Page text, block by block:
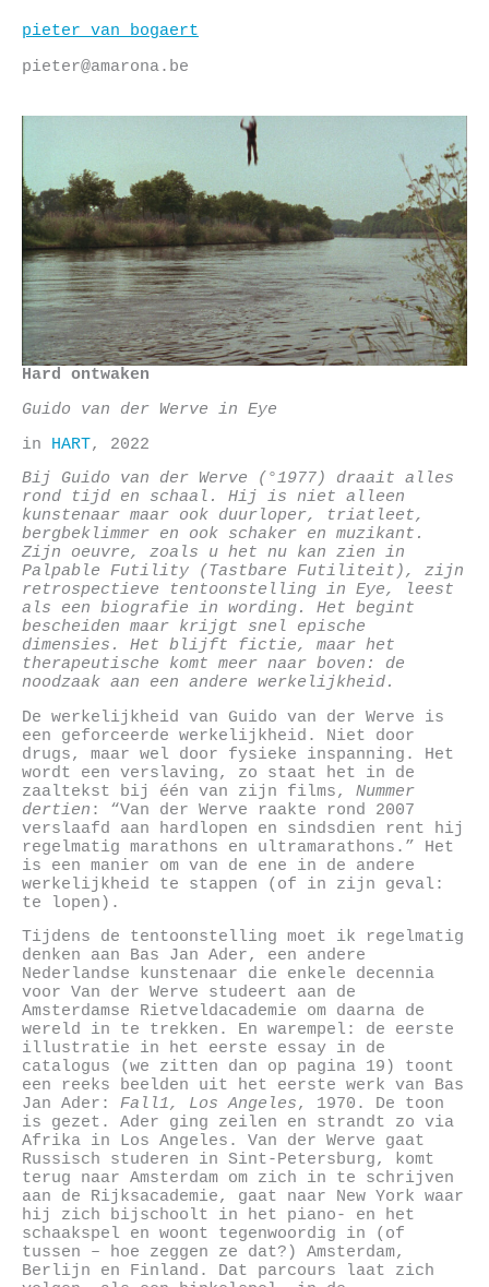
pieter van bogaert
pieter@amarona.be
Hard ontwaken
Guido van der Werve in Eye
in
HART, 2022
Bij Guido van der Werve (°1977) draait alles
rond tijd en schaal. Hij is niet alleen
kunstenaar maar ook duurloper, triatleet,
bergbeklimmer en ook schaker en muzikant.
Zijn oeuvre, zoals u het nu kan zien in
Palpable Futility (Tastbare Futiliteit), zijn
retrospectieve tentoonstelling in Eye, leest
als een biografie in wording. Het begint
bescheiden maar krijgt snel epische
dimensies. Het blijft fictie, maar het
therapeutische komt meer naar boven: de
noodzaak aan een andere werkelijkheid.
De werkelijkheid van Guido van der Werve is
een geforceerde werkelijkheid. Niet door
drugs, maar wel door fysieke inspanning. Het
wordt een verslaving, zo staat het in de
zaaltekst bij één van zijn films, Nummer
dertien : “Van der Werve raakte rond 2007
verslaafd aan hardlopen en sindsdien rent hij
regelmatig marathons en ultramarathons.” Het
is een manier om van de ene in de andere
werkelijkheid te stappen (of in zijn geval:
te lopen).
Tijdens de tentoonstelling moet ik regelmatig
denken aan Bas Jan Ader, een andere
Nederlandse kunstenaar die enkele decennia
voor Van der Werve studeert aan de
Amsterdamse Rietveldacademie om daarna de
wereld in te trekken. En warempel: de eerste
illustratie in het eerste essay in de
catalogus (we zitten dan op pagina 19) toont
een reeks beelden uit het eerste werk van Bas
Jan Ader: Fall1, Los Angeles, 1970. De toon
is gezet. Ader ging zeilen en strandt zo via
Afrika in Los Angeles. Van der Werve gaat
Russisch studeren in Sint-Petersburg, komt
terug naar Amsterdam om zich in te schrijven
aan de Rijksacademie, gaat naar New York waar
hij zich bijschoolt in het piano- en het
schaakspel en woont tegenwoordig in (of
tussen – hoe zeggen ze dat?) Amsterdam,
Berlijn en Finland. Dat parcours laat zich